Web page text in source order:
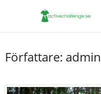
Författare: admin